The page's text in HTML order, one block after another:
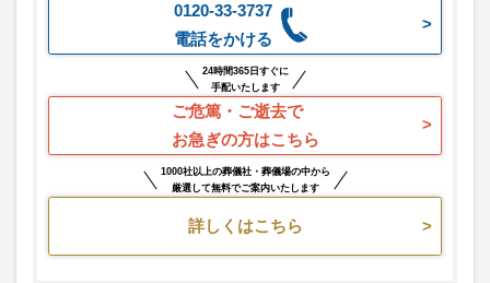
0120-33-3737
電話をかける
24時間365日すぐに
手配いたします
ご危篤・ご逝去で
お急ぎの方はこちら
1000社以上の葬儀社・葬儀場の中から
厳選して無料でご案内いたします
詳しくはこちら